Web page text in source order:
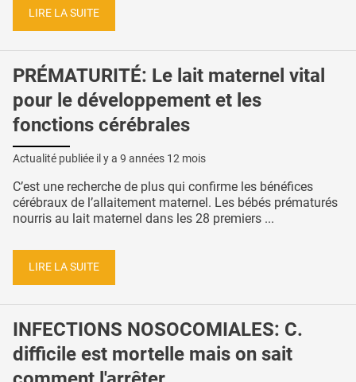
LIRE LA SUITE
PRÉMATURITÉ: Le lait maternel vital
pour le développement et les
fonctions cérébrales
Actualité publiée il y a 9 années 12 mois
C’est une recherche de plus qui confirme les bénéfices
cérébraux de l’allaitement maternel. Les bébés prématurés
nourris au lait maternel dans les 28 premiers ...
LIRE LA SUITE
INFECTIONS NOSOCOMIALES: C.
difficile est mortelle mais on sait